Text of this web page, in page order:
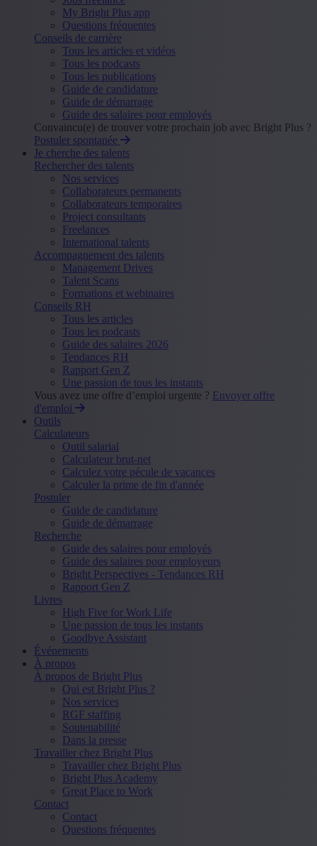
My Bright Plus app
Questions fréquentes
Conseils de carrière
Tous les articles et vidéos
Tous les podcasts
Tous les publications
Guide de candidature
Guide de démarrage
Guide des salaires pour employés
Convaincu(e) de trouver votre prochain job avec Bright Plus ?
Postuler spontanée
Je cherche des talents
Rechercher des talents
Nos services
Collaborateurs permanents
Collaborateurs temporaires
Project consultants
Freelances
International talents
Accompagnement des talents
Management Drives
Talent Scans
Formations et webinaires
Conseils RH
Tous les articles
Tous les podcasts
Guide des salaires 2026
Tendances RH
Rapport Gen Z
Une passion de tous les instants
Vous avez une offre d’emploi urgente ? Envoyer offre
d'emploi
Outils
Calculateurs
Outil salarial
Calculateur brut-net
Calculez votre pécule de vacances
Calculer la prime de fin d'année
Postuler
Guide de candidature
Guide de démarrage
Recherche
Guide des salaires pour employés
Guide des salaires pour employeurs
Bright Perspectives - Tendances RH
Rapport Gen Z
Livres
High Five for Work Life
Une passion de tous les instants
Goodbye Assistant
Événements
À propos
À propos de Bright Plus
Qui est Bright Plus ?
Nos services
RGF staffing
Soutenabilité
Dans la presse
Travailler chez Bright Plus
Travailler chez Bright Plus
Bright Plus Academy
Great Place to Work
Contact
Contact
Questions fréquentes